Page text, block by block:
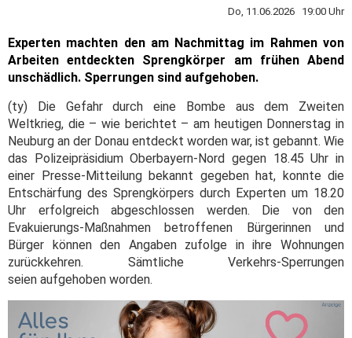
Do, 11.06.2026 19:00 Uhr
Experten machten den am Nachmittag im Rahmen von
Arbeiten entdeckten Sprengkörper am frühen Abend
unschädlich. Sperrungen sind aufgehoben.
(ty) Die Gefahr durch eine Bombe aus dem Zweiten
Weltkrieg, die – wie berichtet – am heutigen Donnerstag in
Neuburg an der Donau entdeckt worden war, ist gebannt. Wie
das Polizeipräsidium Oberbayern-Nord gegen 18.45 Uhr in
einer Presse-Mitteilung bekannt gegeben hat, konnte die
Entschärfung des Sprengkörpers durch Experten um 18.20
Uhr erfolgreich abgeschlossen werden. Die von den
Evakuierungs-Maßnahmen betroffenen Bürgerinnen und
Bürger können den Angaben zufolge in ihre Wohnungen
zurückkehren. Sämtliche Verkehrs-Sperrungen
seien aufgehoben worden.